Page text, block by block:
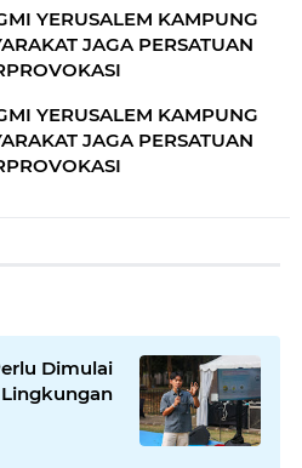
YERUSALEM KAMPUNG
JAGA PERSATUAN
YERUSALEM KAMPUNG
JAGA PERSATUAN
Dimulai